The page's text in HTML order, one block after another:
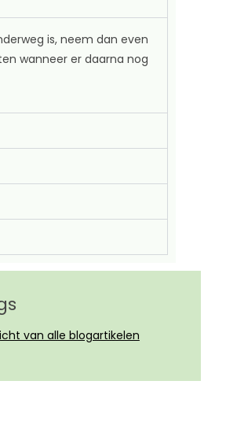
is, neem dan even
wanneer er daarna nog
van alle blogartikelen